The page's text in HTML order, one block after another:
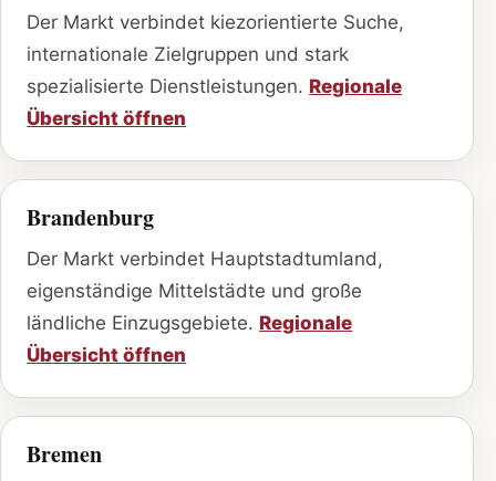
Der Markt verbindet kiezorientierte Suche,
internationale Zielgruppen und stark
spezialisierte Dienstleistungen. Regionale
Übersicht öffnen
Brandenburg
Der Markt verbindet Hauptstadtumland,
eigenständige Mittelstädte und große
ländliche Einzugsgebiete. Regionale
Übersicht öffnen
Bremen